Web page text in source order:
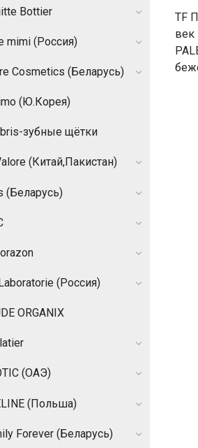
TF
век
Bottier
mimi (Россия)
Cosmetics (Беларусь)
(Ю.Корея)
зубные щётки
(Китай,Пакистан)
(Беларусь)
(Россия)
ORGANIX
(ОАЭ)
(Польша)
Forever (Беларусь)